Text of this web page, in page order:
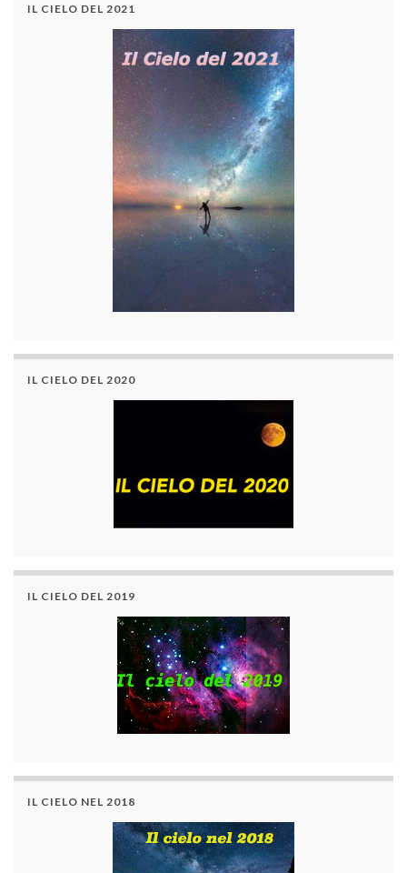
IL CIELO DEL 2021
IL CIELO DEL 2020
IL CIELO DEL 2019
IL CIELO NEL 2018